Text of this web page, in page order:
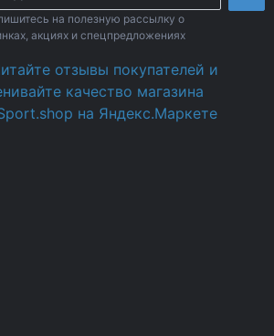
на полезную рассылку о
акциях и спецпредложениях